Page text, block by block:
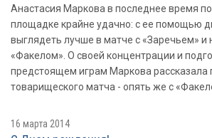
Анастасия Маркова в последнее время
площадке крайне удачно: с ее помощью
выглядеть лучше в матче с «Заречьем» и
«Факелом». О своей концентрации и
предстоящем играм Маркова рассказала
товарищеского матча - опять же с
16 марта 2014